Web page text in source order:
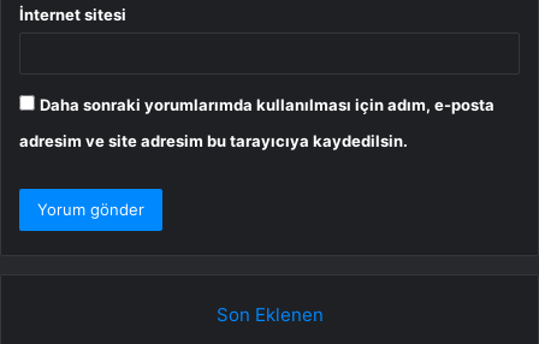
İnternet sitesi
Daha sonraki yorumlarımda kullanılması için adım, e-posta
adresim ve site adresim bu tarayıcıya kaydedilsin.
Son Eklenen